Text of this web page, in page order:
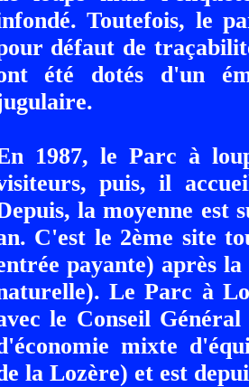
Toutefois, le
défaut de
été dotés d'un
1987, le Parc à
puis, il
la moyenne est
C'est le 2ème site
payante) après
Le Parc à
le Conseil
mixte
la Lozère) et est